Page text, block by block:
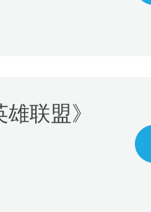
联盟》
胜败分
娃娃机高
人神钩